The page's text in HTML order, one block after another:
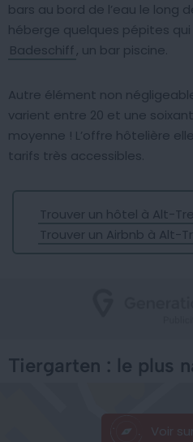
bars au bord de l’eau le long
héberge quelques pépites
Badeschiff, un bar piscine.
Autre élément non
varient entre 20 et une
moyenne ! L’offre hôtelière
tarifs très accessibles.
Trouver un hôtel à Alt-
Trouver un Airbnb à Alt-
Tiergarten : le plus
Voir